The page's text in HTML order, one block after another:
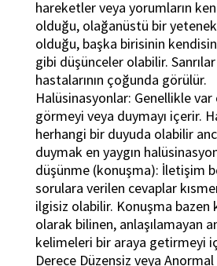
hareketler veya yorumların
olduğu, olağanüstü bir
olduğu, başka birisinin
gibi düşünceler olabilir.
hastalarının çoğunda görülür.
Halüsinasyonlar: Genellikle
görmeyi veya duymayı içerir.
herhangi bir duyuda olabilir
duymak en yaygın
düşünme (konuşma): İletişim
sorulara verilen cevaplar
ilgisiz olabilir. Konuşma bazen
olarak bilinen, anlaşılamayan
kelimeleri bir araya getirmeyi
Derece Düzensiz veya